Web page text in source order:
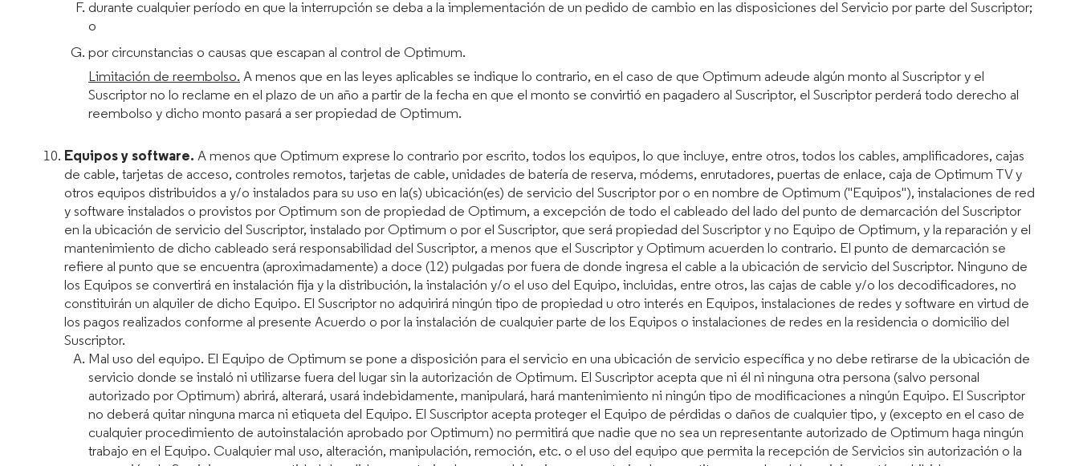
durante cualquier período en que la interrupción se deba a la implementación de un pedido de cambio en las disposiciones del Servicio por parte del Suscriptor;
o
por circunstancias o causas que escapan al control de Optimum.
Limitación de reembolso. A menos que en las leyes aplicables se indique lo contrario, en el caso de que Optimum adeude algún monto al Suscriptor y el
Suscriptor no lo reclame en el plazo de un año a partir de la fecha en que el monto se convirtió en pagadero al Suscriptor, el Suscriptor perderá todo derecho al
reembolso y dicho monto pasará a ser propiedad de Optimum​​​​​​​.
Equipos y software. A menos que Optimum exprese lo contrario por escrito, todos los equipos, lo que incluye, entre otros, todos los cables, amplificadores, cajas
de cable, tarjetas de acceso, controles remotos, tarjetas de cable, unidades de batería de reserva, módems, enrutadores, puertas de enlace, caja de Optimum TV y
otros equipos distribuidos a y/o instalados para su uso en la(s) ubicación(es) de servicio del Suscriptor por o en nombre de Optimum ("Equipos"), instalaciones de red
y software instalados o provistos por Optimum son de propiedad de Optimum, a excepción de todo el cableado del lado del punto de demarcación del Suscriptor
en la ubicación de servicio del Suscriptor, instalado por Optimum o por el Suscriptor, que será propiedad del Suscriptor y no Equipo de Optimum, y la reparación y el
mantenimiento de dicho cableado será responsabilidad del Suscriptor, a menos que el Suscriptor y Optimum acuerden lo contrario. El punto de demarcación se
refiere al punto que se encuentra (aproximadamente) a doce (12) pulgadas por fuera de donde ingresa el cable a la ubicación de servicio del Suscriptor. Ninguno de
los Equipos se convertirá en instalación fija y la distribución, la instalación y/o el uso del Equipo, incluidas, entre otros, las cajas de cable y/o los decodificadores, no
constituirán un alquiler de dicho Equipo. El Suscriptor no adquirirá ningún tipo de propiedad u otro interés en Equipos, instalaciones de redes y software en virtud de
los pagos realizados conforme al presente Acuerdo o por la instalación de cualquier parte de los Equipos o instalaciones de redes en la residencia o domicilio del
Suscriptor.
Mal uso del equipo. El Equipo de Optimum se pone a disposición para el servicio en una ubicación de servicio específica y no debe retirarse de la ubicación de
servicio donde se instaló ni utilizarse fuera del lugar sin la autorización de Optimum. El Suscriptor acepta que ni él ni ninguna otra persona (salvo personal
autorizado por Optimum) abrirá, alterará, usará indebidamente, manipulará, hará mantenimiento ni ningún tipo de modificaciones a ningún Equipo. El Suscriptor
no deberá quitar ninguna marca ni etiqueta del Equipo. El Suscriptor acepta proteger el Equipo de pérdidas o daños de cualquier tipo, y (excepto en el caso de
cualquier procedimiento de autoinstalación aprobado por Optimum) no permitirá que nadie que no sea un representante autorizado de Optimum haga ningún
trabajo en el Equipo. Cualquier mal uso, alteración, manipulación, remoción, etc. o el uso del equipo que permita la recepción de Servicios sin autorización o la